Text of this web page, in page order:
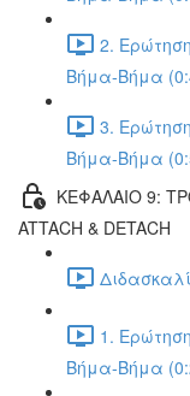
2.
Βήμα-Βήμα
3.
Βήμα-Βήμα
ΚΕΦΑΛΑΙΟ 9:
ATTACH & DETACH
1.
Βήμα-Βήμα